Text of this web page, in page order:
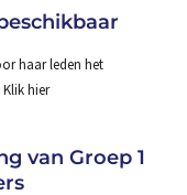
haar leden het
hier
van Groep 1